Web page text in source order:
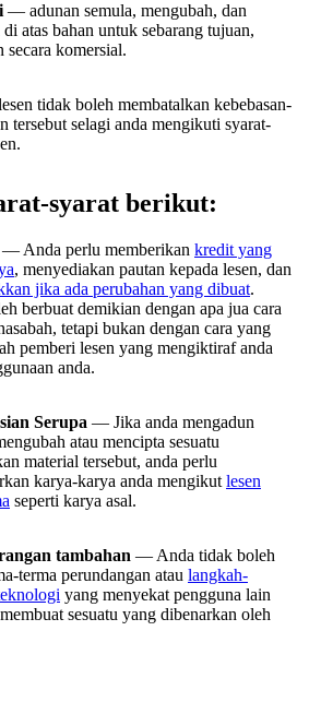
— adunan semula, mengubah, dan
atas bahan untuk sebarang tujuan,
secara komersial.
tidak boleh membatalkan kebebasan-
tersebut selagi anda mengikuti syarat-
syarat berikut:
— Anda perlu memberikan kredit yang
, menyediakan pautan kepada lesen, dan
jika ada perubahan yang dibuat.
berbuat demikian dengan apa jua cara
tetapi bukan dengan cara yang
pemberi lesen yang mengiktiraf anda
anda.
Serupa — Jika anda mengadun
atau mencipta sesuatu
material tersebut, anda perlu
karya-karya anda mengikut lesen
seperti karya asal.
tambahan — Anda tidak boleh
terma perundangan atau langkah-
yang menyekat pengguna lain
sesuatu yang dibenarkan oleh